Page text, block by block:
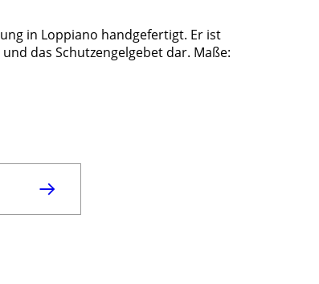
in Loppiano handgefertigt. Er ist
das Schutzengelgebet dar. Maße: